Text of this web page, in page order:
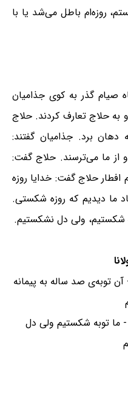
روزه‌ام باطل می‌شد یا با
صیام گذر به کوی جذامیان
به حلاج تعارف کردند. حلاج
برد. جذامیان گفتند:
از ما می‌ترسند. حلاج گفت:
حلاج گفت: خدایا روزه
ما دیدیم که روزه شکستی.
شکستیم، ولی دل نشکستیم.
توبه‌ی صد ساله به پیمانه
ما توبه شکستیم ولی دل